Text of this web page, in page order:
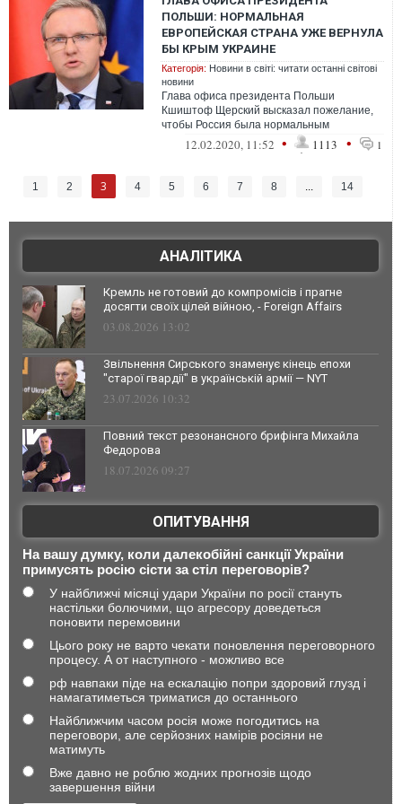
ПОЛЬШИ: НОРМАЛЬНАЯ
ЕВРОПЕЙСКАЯ СТРАНА УЖЕ ВЕРНУЛА
БЫ КРЫМ УКРАИНЕ
Категорія: Новини в світі: читати останні світові
новини
Глава офиса президента Польши
Кшиштоф Щерский высказал пожелание,
чтобы Россия была нормальным
европейским государством, которое уже
вернуло бы Крым У...
12.02.2020, 11:52 • 1113 • 1
1 2 3 4 5 6 7 8 ... 14
АНАЛІТИКА
Кремль не готовий до компромісів і прагне
досягти своїх цілей війною, - Foreign Affairs
03.08.2026 13:02
Звільнення Сирського знаменує кінець епохи
"старої гвардії" в українській армії — NYT
23.07.2026 10:32
Повний текст резонансного брифінга Михайла
Федорова
18.07.2026 09:27
ОПИТУВАННЯ
На вашу думку, коли далекобійні санкції України
примусять росію сісти за стіл переговорів?
У найближчі місяці удари України по росії стануть
настільки болючими, що агресору доведеться
поновити перемовини
Цього року не варто чекати поновлення переговорного
процесу. А от наступного - можливо все
рф навпаки піде на ескалацію попри здоровий глузд і
намагатиметься триматися до останнього
Найближчим часом росія може погодитись на
переговори, але серйозних намірів росіяни не
матимуть
Вже давно не роблю жодних прогнозів щодо
завершення війни